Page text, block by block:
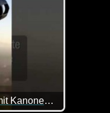
Amazon schießt Pakete mit Kanonen vor die Haustür